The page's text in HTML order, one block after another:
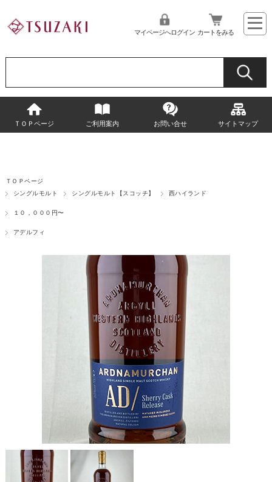
マイページへログイン カートをみる
ＴＯＰページ ご利用案内 お問い合せ サイトマップ
ＴＯＰページ
シングルモルト
シングルモルト【スコッチ】 西ハイランド
１０，０００円〜
アデルフィ